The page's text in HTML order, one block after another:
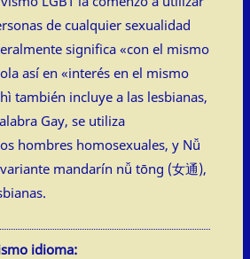
de cualquier sexualidad
significa «con el mismo
así en «interés en el mismo
también incluye a las lesbianas,
Gay, se utiliza
hombres homosexuales, y Nǚ
mandarín nǚ tōng (女通),
idioma: